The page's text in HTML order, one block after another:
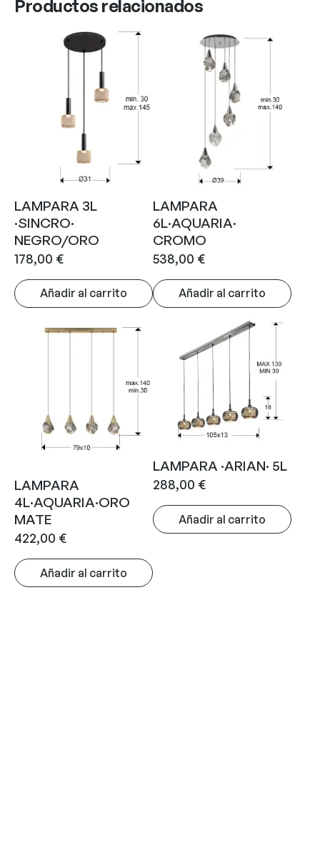
Productos relacionados
LAMPARA 3L
·SINCRO·
NEGRO/ORO
178,00 €
Añadir al carrito
LAMPARA
6L·AQUARIA·
CROMO
538,00 €
Añadir al carrito
LAMPARA
4L·AQUARIA·ORO
MATE
422,00 €
Añadir al carrito
LAMPARA ·ARIAN· 5L
288,00 €
Añadir al carrito